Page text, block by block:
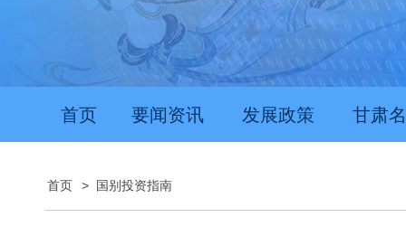
首页 要闻资讯 发展政策 甘肃
首页 > 国别投资指南